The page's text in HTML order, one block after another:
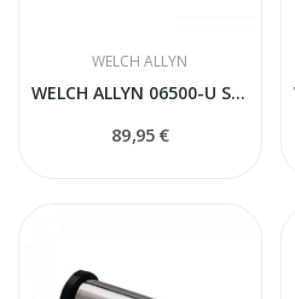
WELCH ALLYN
WELCH ALLYN 06500-U SPULDZE
89,95 €